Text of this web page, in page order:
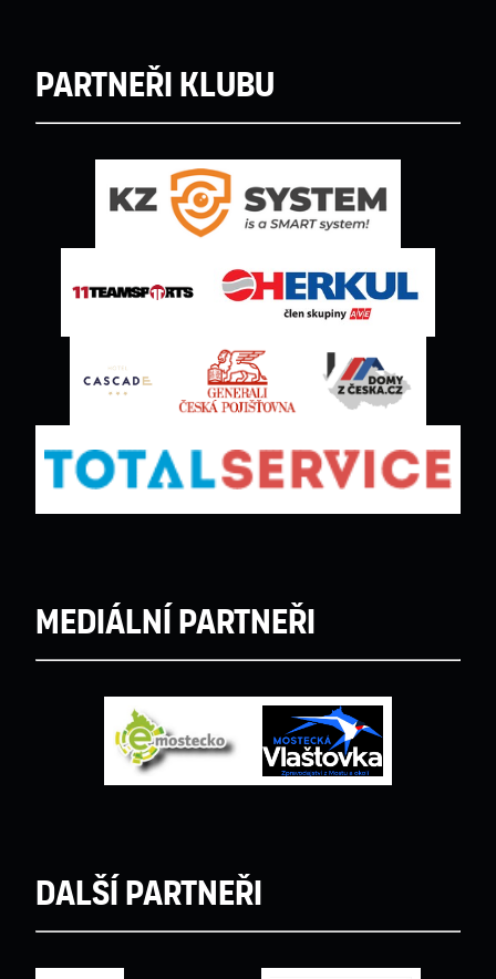
Partneři klubu
Mediální partneři
Další partneři